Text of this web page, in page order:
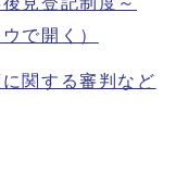
で開く）
関する審判など